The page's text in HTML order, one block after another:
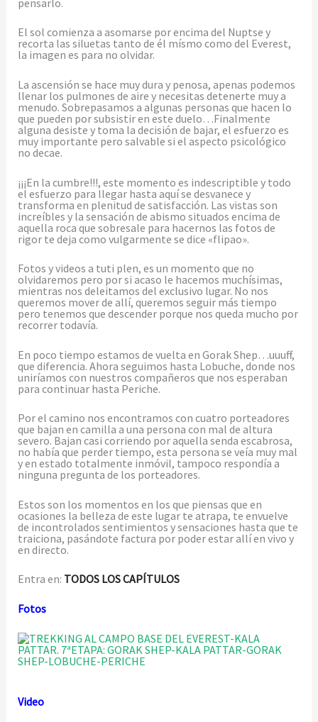
El sol comienza a asomarse por encima del Nuptse y
recorta las siluetas tanto de él mísmo como del Everest,
la imagen es para no olvidar.
La ascensión se hace muy dura y penosa, apenas podemos
llenar los pulmones de aire y necesitas detenerte muy a
menudo. Sobrepasamos a algunas personas que hacen lo
que pueden por subsistir en este duelo…Finalmente
alguna desiste y toma la decisión de bajar, el esfuerzo es
muy importante pero salvable si el aspecto psicológico
no decae.
¡¡¡En la cumbre!!!, este momento es indescriptible y todo
el esfuerzo para llegar hasta aquí se desvanece y
transforma en plenitud de satisfacción. Las vistas son
increíbles y la sensación de abismo situados encima de
aquella roca que sobresale para hacernos las fotos de
rigor te deja como vulgarmente se dice «flipao».
Fotos y videos a tuti plen, es un momento que no
olvidaremos pero por si acaso le hacemos muchísimas,
mientras nos deleitamos del exclusivo lugar. No nos
queremos mover de allí, queremos seguir más tiempo
pero tenemos que descender porque nos queda mucho por
recorrer todavía.
En poco tiempo estamos de vuelta en Gorak Shep…uuuff,
que diferencia. Ahora seguimos hasta Lobuche, donde nos
uniríamos con nuestros compañeros que nos esperaban
para continuar hasta Periche.
Por el camino nos encontramos con cuatro porteadores
que bajan en camilla a una persona con mal de altura
severo. Bajan casi corriendo por aquella senda escabrosa,
no había que perder tiempo, esta persona se veía muy mal
y en estado totalmente inmóvil, tampoco respondía a
ninguna pregunta de los porteadores.
Estos son los momentos en los que piensas que en
ocasiones la belleza de este lugar te atrapa, te envuelve
de incontrolados sentimientos y sensaciones hasta que te
traiciona, pasándote factura por poder estar allí en vivo y
en directo.
Entra en: TODOS LOS CAPÍTULOS
Fotos
Video